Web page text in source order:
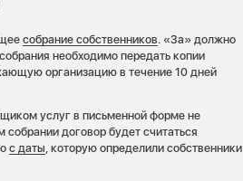
собрание собственников. «За» должно
необходимо передать копии
организацию в течение 10 дней
услуг в письменной форме не
договор будет считаться
с даты, которую определили собственники